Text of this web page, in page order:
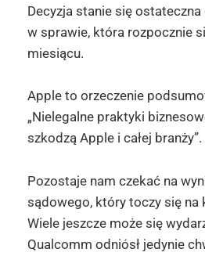
Decyzja stanie się
w sprawie, która rozpocznie
miesiącu.
Apple to orzeczenie
„Nielegalne praktyki
szkodzą Apple i całej branży”.
Pozostaje nam czekać na
sądowego, który toczy się na
Wiele jeszcze może się
Qualcomm odniósł jedynie